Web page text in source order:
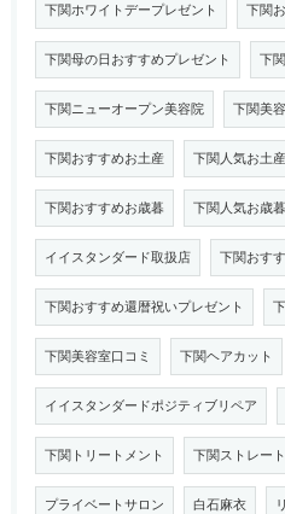
下関ホワイトデープレゼント 下関
下関母の日おすすめプレゼント 下
下関ニューオープン美容院 下関美
下関おすすめお土産 下関人気お土産
下関おすすめお歳暮 下関人気お歳暮
イイスタンダード取扱店 下関おす
下関おすすめ還暦祝いプレゼント
下関美容室口コミ 下関ヘアカット
イイスタンダードポジティブリペア
下関トリートメント 下関ストレー
プライベートサロン 白石麻衣